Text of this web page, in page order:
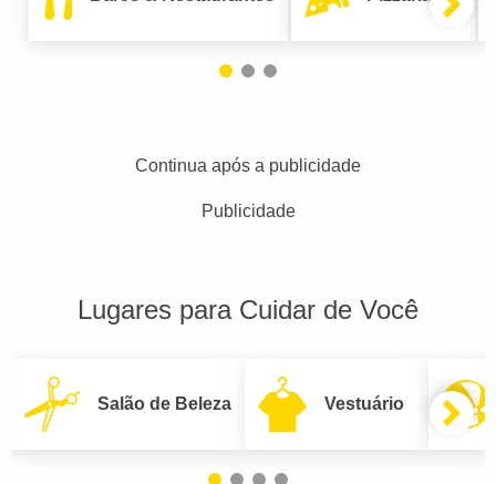
Continua após a publicidade
Publicidade
Lugares para Cuidar de Você
Salão de Beleza Vestuário